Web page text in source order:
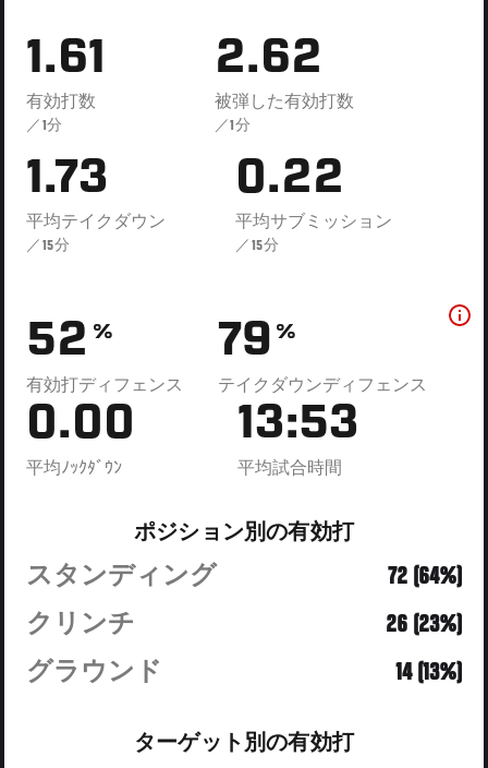
1.61
有効打数
／1分
2.62
被弾した有効打数
／1分
1.73
平均テイクダウン
／15分
0.22
平均サブミッション
／15分
52 %
有効打ディフェンス
79 %
テイクダウンディフェンス
0.00
平均ﾉｯｸﾀﾞｳﾝ
13:53
平均試合時間
ポジション別の有効打
スタンディング
72 (64%)
クリンチ
26 (23%)
グラウンド
14 (13%)
ターゲット別の有効打